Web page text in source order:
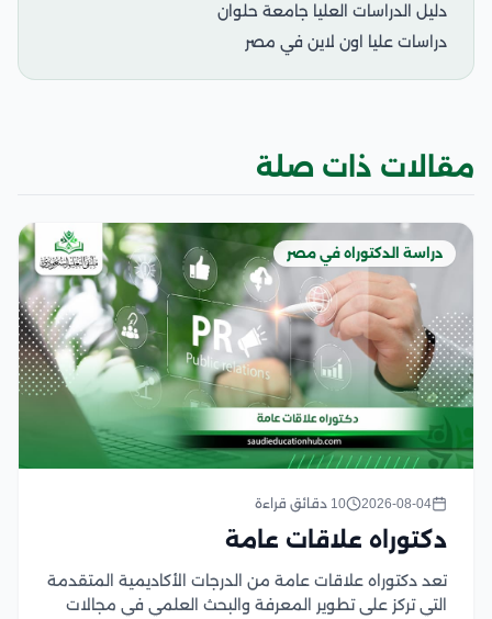
دليل الدراسات العليا جامعة حلوان
دراسات عليا اون لاين في مصر
مقالات ذات صلة
دراسة الدكتوراه في مصر
2026-08-04 10 دقائق قراءة
دكتوراه علاقات عامة
تعد دكتوراه علاقات عامة من الدرجات الأكاديمية المتقدمة
التي تركز على تطوير المعرفة والبحث العلمي في مجالات